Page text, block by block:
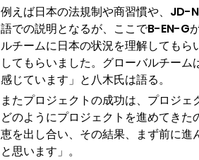
例えば日本の法規制や商習慣や、JD-
語での説明となるが、ここでB-EN-G
ルチームに日本の状況を理解しても
してもらいました。グローバルチー
感じています」と八木氏は語る。
またプロジェクトの成功は、プロジ
どのようにプロジェクトを進めてき
恵を出し合い、その結果、まず前に
と思います」。